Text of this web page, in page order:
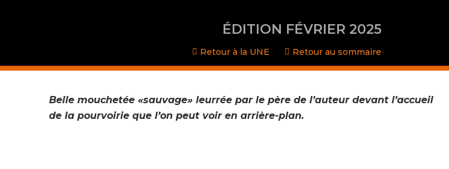
ÉDITION FÉVRIER 2025
Retour à la UNE Retour au sommaire
Belle mouchetée «sauvage» leurrée par le père de l’auteur devant l’accueil
de la pourvoirie que l’on peut voir en arrière-plan.